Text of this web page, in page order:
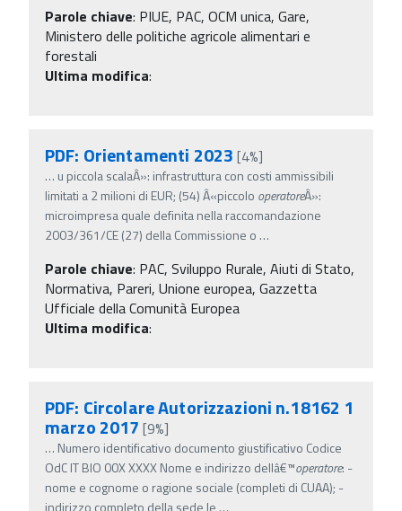
Parole chiave: PIUE, PAC, OCM unica, Gare,
Ministero delle politiche agricole alimentari e
forestali
Ultima modifica:
PDF: Orientamenti 2023 [4%]
… u piccola scalaÂ»: infrastruttura con costi ammissibili
limitati a 2 milioni di EUR; (54) Â«piccolo operatoreÂ»:
microimpresa quale definita nella raccomandazione
2003/361/CE (27) della Commissione o …
Parole chiave: PAC, Sviluppo Rurale, Aiuti di Stato,
Normativa, Pareri, Unione europea, Gazzetta
Ufficiale della Comunità Europea
Ultima modifica:
PDF: Circolare Autorizzazioni n.18162 1
marzo 2017 [9%]
… Numero identificativo documento giustificativo Codice
OdC IT BIO 00X XXXX Nome e indirizzo dellâ€™operatore: -
nome e cognome o ragione sociale (completi di CUAA); -
indirizzo completo della sede le …